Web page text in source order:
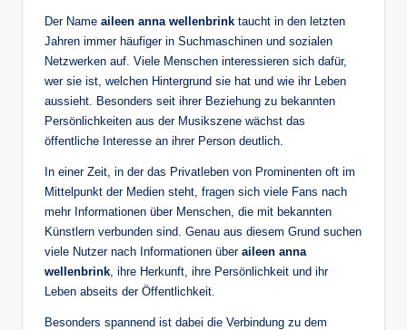
Der Name aileen anna wellenbrink taucht in den letzten
Jahren immer häufiger in Suchmaschinen und sozialen
Netzwerken auf. Viele Menschen interessieren sich dafür,
wer sie ist, welchen Hintergrund sie hat und wie ihr Leben
aussieht. Besonders seit ihrer Beziehung zu bekannten
Persönlichkeiten aus der Musikszene wächst das
öffentliche Interesse an ihrer Person deutlich.
In einer Zeit, in der das Privatleben von Prominenten oft im
Mittelpunkt der Medien steht, fragen sich viele Fans nach
mehr Informationen über Menschen, die mit bekannten
Künstlern verbunden sind. Genau aus diesem Grund suchen
viele Nutzer nach Informationen über aileen anna
wellenbrink , ihre Herkunft, ihre Persönlichkeit und ihr
Leben abseits der Öffentlichkeit.
Besonders spannend ist dabei die Verbindung zu dem